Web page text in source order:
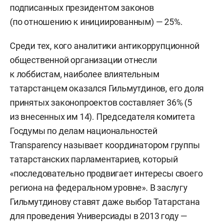
подписанных президентом законов
(по отношению к инициированным) — 25%.
Среди тех, кого аналитики антикоррупционной
общественной организации отнесли
к лоббистам, наиболее влиятельным
татарстанцем оказался Гильмутдинов, его доля
принятых законопроектов составляет 36% (5
из внесенных им 14). Председателя комитета
Госдумы по делам национальностей
Transparency называет координатором группы
татарстанских парламентариев, который
«последовательно продвигает интересы своего
региона на федеральном уровне». В заслугу
Гильмутдинову ставят даже выбор Татарстана
для проведения Универсиады в 2013 году —